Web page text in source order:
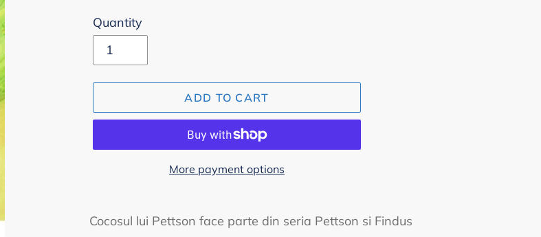
Quantity
ADD TO CART
More payment options
product
Cocosul lui Pettson face parte din seria Pettson si Findus